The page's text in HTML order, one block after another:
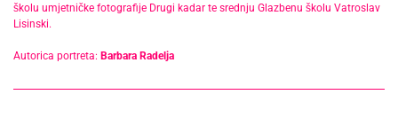
školu umjetničke fotografije Drugi kadar te srednju Glazbenu školu Vatroslav
Lisinski.
Autorica portreta: Barbara Radelja